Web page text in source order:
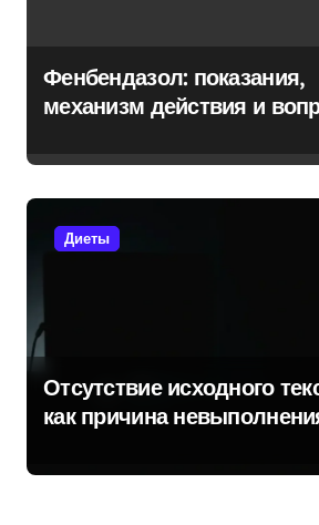
Фенбендазол: показания,
механизм действия и
Диеты
Отсутствие исходного
как причина